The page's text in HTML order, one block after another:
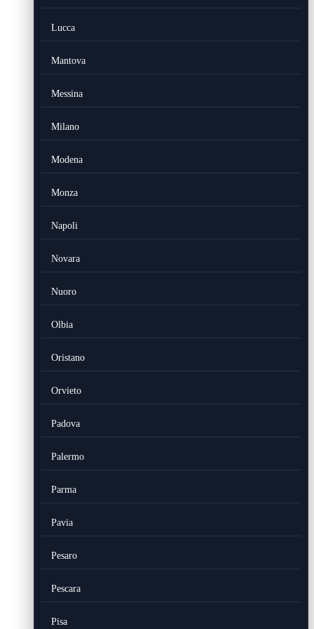
Lucca
Mantova
Messina
Milano
Modena
Monza
Napoli
Novara
Nuoro
Olbia
Oristano
Orvieto
Padova
Palermo
Parma
Pavia
Pesaro
Pescara
Pisa